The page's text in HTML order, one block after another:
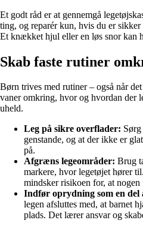
Et godt råd er at gennemgå
ting, og reparér kun, hvis du er
Et knækket hjul eller en løs snor kan
Skab faste rutiner
Børn trives med rutiner – også når
vaner omkring, hvor og hvordan der
uheld.
Leg på sikre overflader:
genstande, og at der ikke er
på.
Afgræns legeområder: Brug
markere, hvor legetøjet hører
mindsker risikoen for, at
Indfør oprydning som en del
legen afsluttes med, at barnet
plads. Det lærer ansvar og